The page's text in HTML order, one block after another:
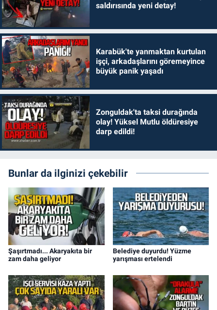
saldırısında yeni detay!
Karabük'te yanmaktan kurtulan
işçi, arkadaşlarını göremeyince
büyük panik yaşadı
Zonguldak'ta taksi durağında
olay! Yüksel Mutlu öldüresiye
darp edildi!
Bunlar da ilginizi çekebilir
Şaşırtmadı... Akaryakıta bir
zam daha geliyor
Belediye duyurdu! Yüzme
yarışması ertelendi